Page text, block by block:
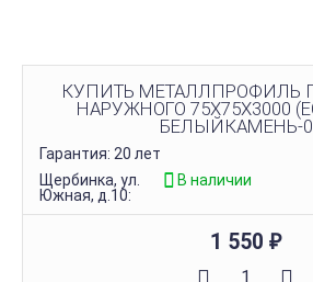
КУПИТЬ МЕТАЛЛПРОФИЛЬ
НАРУЖНОГО 75Х75Х3000
БЕЛЫЙКАМЕНЬ-
Гарантия: 20 лет
Щербинка, ул.
Южная, д.10:
В наличии
1 550 ₽